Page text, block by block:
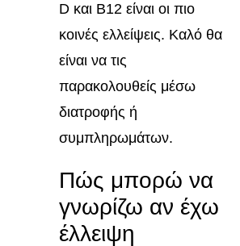
D και B12 είναι οι πιο
κοινές ελλείψεις. Καλό θα
είναι να τις
παρακολουθείς μέσω
διατροφής ή
συμπληρωμάτων.
Πώς μπορώ να
γνωρίζω αν έχω
έλλειψη